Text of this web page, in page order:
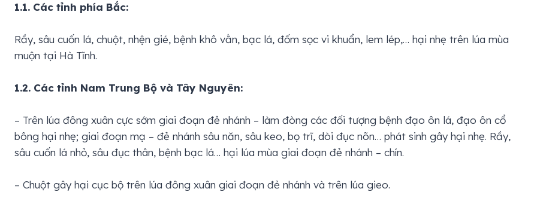
1.1. Các tỉnh phía Bắc:
Rầy, sâu cuốn lá, chuột, nhện gié, bệnh khô vằn, bạc lá, đốm sọc vi khuẩn, lem lép,… hại nhẹ trên lúa mùa
muộn tại Hà Tĩnh.
1.2. Các tỉnh Nam Trung Bộ và Tây Nguyên:
– Trên lúa đông xuân cực sớm giai đoạn đẻ nhánh – làm đòng các đối tượng bệnh đạo ôn lá, đạo ôn cổ
bông hại nhẹ; giai đoạn mạ – đẻ nhánh sâu năn, sâu keo, bọ trĩ, dòi đục nõn… phát sinh gây hại nhẹ. Rầy,
sâu cuốn lá nhỏ, sâu đục thân, bệnh bạc lá… hại lúa mùa giai đoạn đẻ nhánh – chín.
– Chuột gây hại cục bộ trên lúa đông xuân giai đoạn đẻ nhánh và trên lúa gieo.